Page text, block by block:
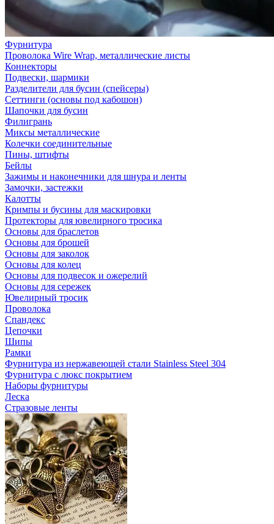
Фурнитура
Проволока Wire Wrap, металлические листы
Коннекторы
Подвески, шармики
Разделители для бусин (спейсеры)
Сеттинги (основы под кабошон)
Шапочки для бусин
Филигрань
Миксы металлические
Колечки соединительные
Пины, штифты
Бейлы
Зажимы и наконечники для шнура и ленты
Замочки, застежки
Калотты
Кримпы и бусины для маскировки
Протекторы для ювелирного тросика
Основы для браслетов
Основы для брошей
Основы для заколок
Основы для колец
Основы для подвесок и ожерелий
Основы для сережек
Ювелирный тросик
Проволока
Спандекс
Цепочки
Шипы
Рамки
Фурнитура из нержавеющей стали Stainless Steel 304
Фурнитура с люкс покрытием
Наборы фурнитуры
Леска
Стразовые ленты